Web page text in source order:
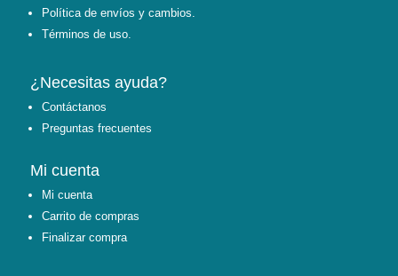
Política de envíos y cambios.
Términos de uso.
¿Necesitas ayuda?
Contáctanos
Preguntas frecuentes
Mi cuenta
Mi cuenta
Carrito de compras
Finalizar compra